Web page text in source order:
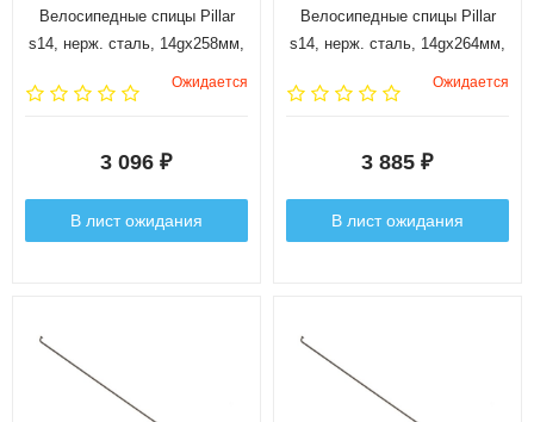
Велосипедные спицы Pillar
s14, нерж. сталь, 14gx258мм,
Ожидается
3 096 ₽
В лист ожидания
Велосипедные спицы Pillar
s14, нерж. сталь, 14gx264мм,
Ожидается
3 885 ₽
В лист ожидания